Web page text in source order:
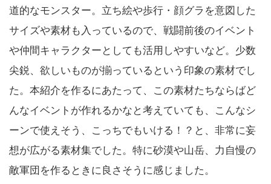
道的なモンスター。立ち絵や歩行・顔グラを意図した
サイズや素材も入っているので、戦闘前後のイベント
や仲間キャラクターとしても活用しやすいなど。少数
尖鋭、欲しいものが揃っているという印象の素材でし
た。本紹介を作るにあたって、この素材たちならばど
んなイベントが作れるかなと考えていても、こんなシ
ーンで使えそう、こっちでもいける！？と、非常に妄
想が広がる素材集でした。特に砂漠や山岳、力自慢の
敵軍団を作るときに良さそうに感じました。